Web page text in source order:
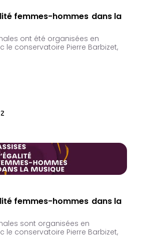
femmes-hommes dans la
ont été organisées en
le conservatoire Pierre Barbizet,
femmes-hommes dans la
sont organisées en
le conservatoire Pierre Barbizet,